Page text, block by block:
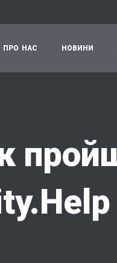
П РО Н АС Н О В И Н И